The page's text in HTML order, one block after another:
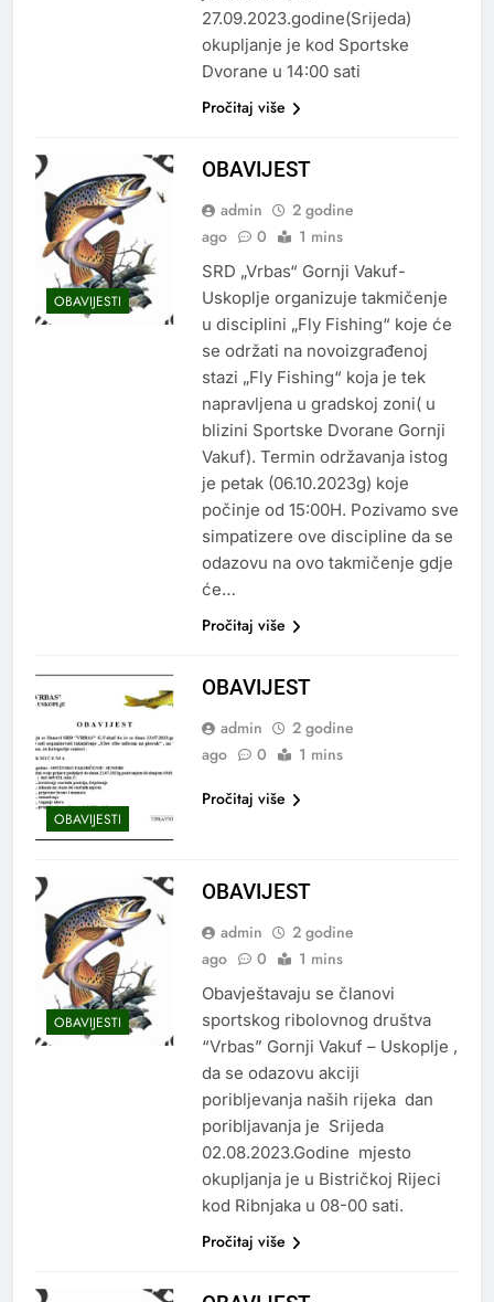
27.09.2023.godine(Srijeda)
okupljanje je kod Sportske
Dvorane u 14:00 sati
Pročitaj više
OBAVIJESTI
OBAVIJEST
admin
2 godine
ago
0 1 mins
SRD „Vrbas“ Gornji Vakuf-
Uskoplje organizuje takmičenje
u disciplini „Fly Fishing“ koje će
se održati na novoizgrađenoj
stazi „Fly Fishing“ koja je tek
napravljena u gradskoj zoni( u
blizini Sportske Dvorane Gornji
Vakuf). Termin održavanja istog
je petak (06.10.2023g) koje
počinje od 15:00H. Pozivamo sve
simpatizere ove discipline da se
odazovu na ovo takmičenje gdje
će…
Pročitaj više
OBAVIJESTI
OBAVIJEST
admin
2 godine
ago
0
1 mins
Pročitaj više
OBAVIJESTI
OBAVIJEST
admin
2 godine
ago
0 1 mins
Obavještavaju se članovi
sportskog ribolovnog društva
“Vrbas” Gornji Vakuf – Uskoplje ,
da se odazovu akciji
poribljevanja naših rijeka dan
poribljavanja je Srijeda
02.08.2023.Godine mjesto
okupljanja je u Bistričkoj Rijeci
kod Ribnjaka u 08-00 sati.
Pročitaj više